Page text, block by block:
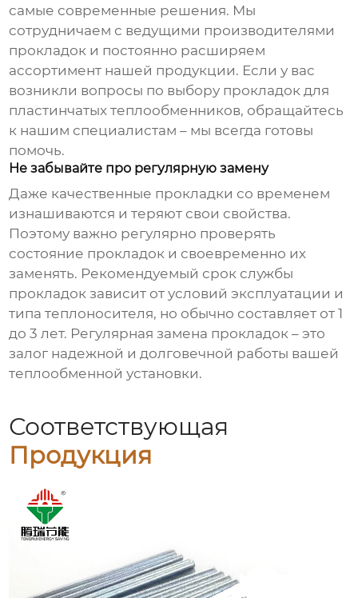
самые современные решения. Мы
сотрудничаем с ведущими производителями
прокладок и постоянно расширяем
ассортимент нашей продукции. Если у вас
возникли вопросы по выбору прокладок для
пластинчатых теплообменников, обращайтесь
к нашим специалистам – мы всегда готовы
помочь.
Не забывайте про регулярную замену
Даже качественные прокладки со временем
изнашиваются и теряют свои свойства.
Поэтому важно регулярно проверять
состояние прокладок и своевременно их
заменять. Рекомендуемый срок службы
прокладок зависит от условий эксплуатации и
типа теплоносителя, но обычно составляет от 1
до 3 лет. Регулярная замена прокладок – это
залог надежной и долговечной работы вашей
теплообменной установки.
Соответствующая
Продукция